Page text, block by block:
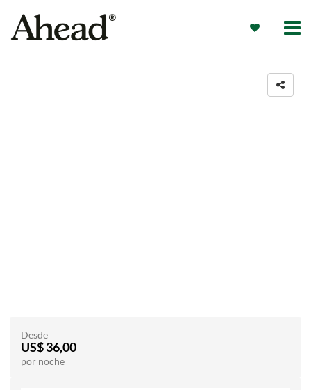
Desde
US$ 36,00
por noche